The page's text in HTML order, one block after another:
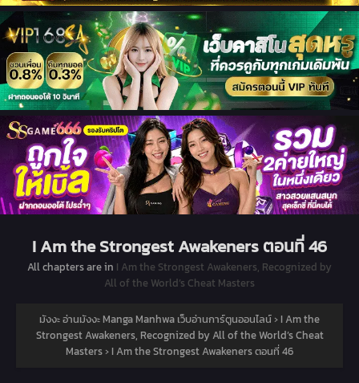
I Am the Strongest Awakeners ตอนที่ 46
All chapters are in I Am the Strongest Awakeners, Recognized by
All of the World’s Cheat Masters
มังงะ อ่านมังงะ Manga Manhwa เว็บอ่านการ์ตูนออนไลน์› I Am the
Strongest Awakeners, Recognized by All of the World’s Cheat
Masters› I Am the Strongest Awakeners ตอนที่ 46